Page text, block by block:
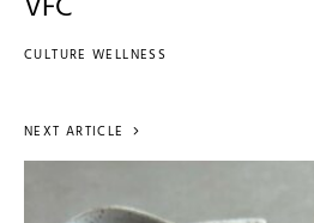
CULTURE WELLNESS
NEXT ARTICLE